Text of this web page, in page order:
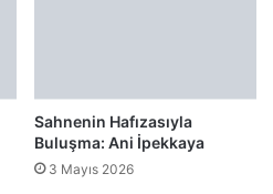
Sahnenin Hafızasıyla
Buluşma: Ani İpekkaya
3 Mayıs 2026